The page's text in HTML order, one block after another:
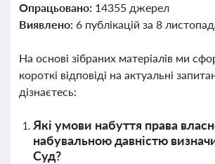
Опрацьовано: 14355 джерел
Виявлено: 6 публікацій за 8
На основі зібраних матеріалів ми
короткі відповіді на актуальні
дізнаєтесь:
Які умови набуття права
набувальною давністю
Суд?